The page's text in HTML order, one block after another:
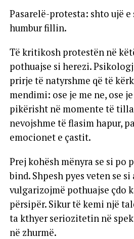
Pasarelë-protesta: shto ujë
humbur fillin.
Të kritikosh protestën në
pothuajse si herezi.
prirje të natyrshme që të
mendimi: ose je me ne, ose
pikërisht në momente të tilla
nevojshme të flasim hapur,
emocionet e çastit.
Prej kohësh mënyra se si po
bind. Shpesh pyes veten se
vulgarizojmë pothuajse çdo
përsipër. Sikur të kemi një
ta kthyer seriozitetin në
në zhurmë.